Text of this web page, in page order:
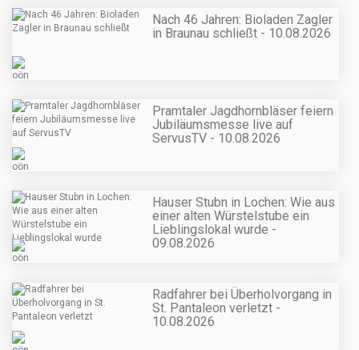
Nach 46 Jahren: Bioladen Zagler
in Braunau schließt - 10.08.2026
Pramtaler Jagdhornbläser feiern
Jubiläumsmesse live auf
ServusTV - 10.08.2026
Hauser Stubn in Lochen: Wie aus
einer alten Würstelstube ein
Lieblingslokal wurde -
09.08.2026
Radfahrer bei Überholvorgang in
St. Pantaleon verletzt -
10.08.2026